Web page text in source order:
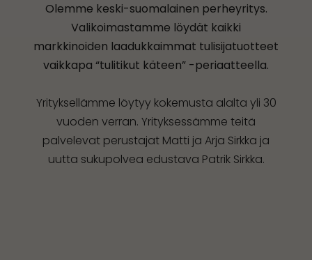
Olemme keski-suomalainen perheyritys.
Valikoimastamme löydät kaikki
markkinoiden laadukkaimmat tulisijatuotteet
vaikkapa “tulitikut käteen” -periaatteella.
Yrityksellämme löytyy kokemusta alalta yli 30
vuoden verran. Yrityksessämme teitä
palvelevat perustajat Matti ja Arja Sirkka ja
uutta sukupolvea edustava Patrik Sirkka.